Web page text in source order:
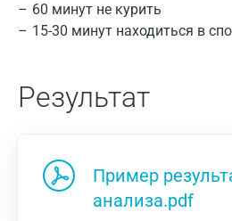
60 минут не курить
15-30 минут находиться в
Результат
Пример
анализа.pdf